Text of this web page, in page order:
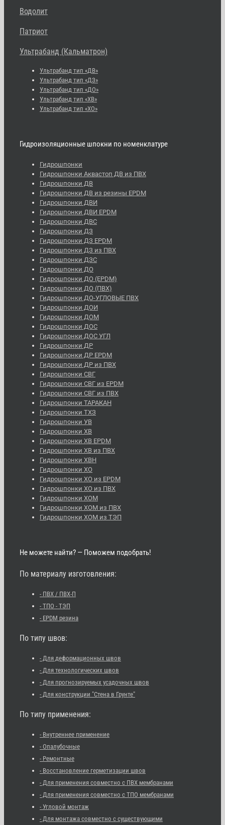
Водолит
Патриот
Ультрабанд (Кальматрон)
Ультрабанд тип «ДВ»
Ультрабанд тип «ДЗ»
Ультрабанд тип «ДО»
Ультрабанд тип «ХВ»
Ультрабанд тип «ХО»
Гидроизоляционные шпокни по номенклатуре
Гидрошпонки
Гидрошпонки Аквастоп ДВ из ПВХ
Гидрошпонки ДВ
Гидрошпонки ДВ из резины EPDM
Гидрошпонки ДВИ
Гидрошпонки ДВИ EPDM
Гидрошпонки ДВС
Гидрошпонки ДЗ
Гидрошпонки ДЗ EPDM
Гидрошпонки ДЗ из ПВХ
Гидрошпонки ДЗС
Гидрошпонки ДО
Гидрошпонки ДО (EPDM)
Гидрошпонки ДО (ПВХ)
Гидрошпонки ДО-УГЛОВЫЕ ПВХ
Гидрошпонки ДОИ
Гидрошпонки ДОМ
Гидрошпонки ДОС
Гидрошпонки ДОС УГЛ
Гидрошпонки ДР
Гидрошпонки ДР EPDM
Гидрошпонки ДР из ПВХ
Гидрошпонки СВГ
Гидрошпонки СВГ из EPDM
Гидрошпонки СВГ из ПВХ
Гидрошпонки ТАРАКАН
Гидрошпонки ТХЗ
Гидрошпонки УВ
Гидрошпонки ХВ
Гидрошпонки ХВ EPDM
Гидрошпонки ХВ из ПВХ
Гидрошпонки ХВН
Гидрошпонки ХО
Гидрошпонки ХО из EPDM
Гидрошпонки ХО из ПВХ
Гидрошпонки ХОМ
Гидрошпонки ХОМ из ПВХ
Гидрошпонки ХОМ из ТЭП
Не можете найти? — Поможем подобрать!
По материалу изготовления:
- ПВХ / ПВХ-П
- ТПО - ТЭП
- EPDM резина
По типу швов:
- Для деформационных швов
- Для технологических швов
- Для прогнозируемых усадочных швов
- Для конструкции "Стена в Грунте"
По типу применения:
- Внутреннее применение
- Опалубочные
- Ремонтные
- Восстановление герметизации швов
- Для применения совместно с ПВХ мембранами
- Для применения совместно с ТПО мембранами
- Угловой монтаж
- Для монтажа совместно с существующими